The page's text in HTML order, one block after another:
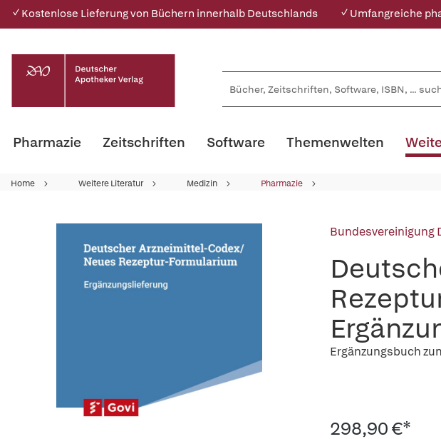
✓ Kostenlose Lieferung von Büchern innerhalb Deutschlands ✓ Umfangreiche
Pharmazie Zeitschriften Software Themenwelten
Home Weitere Literatur Medizin Pharmazie
Bundesvereinigung
Ergänzungsbuch
298,90 €*